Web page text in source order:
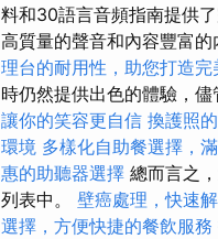
料和30語言音頻指南提供
高質量的聲音和內容豐富
理台的耐用性，助您打造完
時仍然提供出色的體驗，
讓你的笑容更自信 換護照
環境 多樣化自助餐選擇，
惠的助聽器選擇 總而言之
列表中。 壁癌處理，快速
選擇，方便快捷的餐飲服務